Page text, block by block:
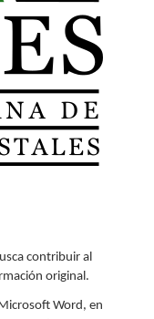
contribuir al
original.
Word, en